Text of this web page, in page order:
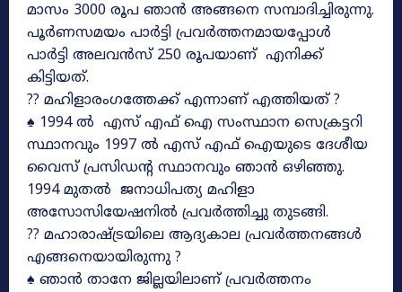
മാസം 3000 രൂപ ഞാൻ അങ്ങനെ സമ്പാദിച്ചിരുന്നു.
പൂർണസമയം പാർട്ടി പ്രവർത്തനമായപ്പോൾ
പാർട്ടി അലവൻസ് 250 രൂപയാണ് എനിക്ക്
കിട്ടിയത്.
?? മഹിളാരംഗത്തേക്ക് എന്നാണ് എത്തിയത് ?
♠ 1994 ൽ എസ് എഫ്‌ ഐ സംസ്ഥാന സെക്രട്ടറി
സ്ഥാനവും 1997 ൽ എസ് എഫ് ഐയുടെ ദേശീയ
വൈസ് പ്രസിഡന്റ സ്ഥാനവും ഞാൻ ഒഴിഞ്ഞു.
1994 മുതൽ ജനാധിപത്യ മഹിളാ
അസോസിയേഷനിൽ പ്രവർത്തിച്ചു തുടങ്ങി.
?? മഹാരാഷ്ട്രയിലെ ആദ്യകാല പ്രവർത്തനങ്ങൾ
എങ്ങനെയായിരുന്നു ?
♠ ഞാൻ താനേ ജില്ലയിലാണ് പ്രവർത്തനം